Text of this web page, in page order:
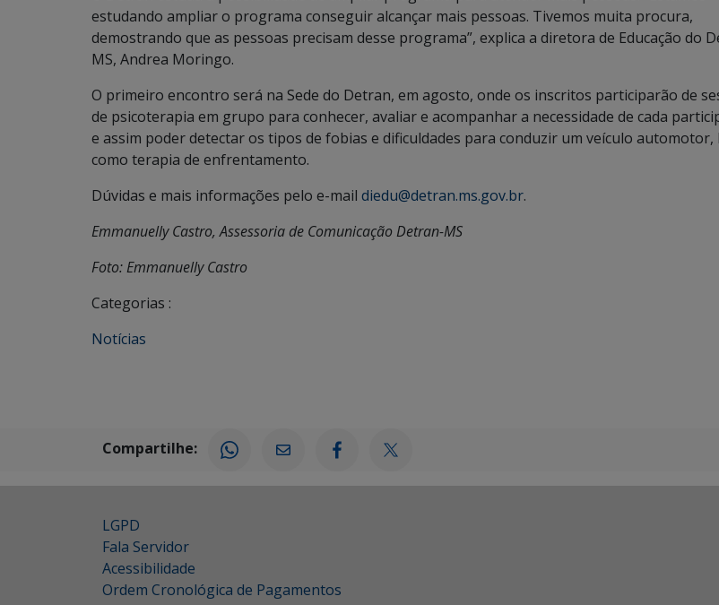
estudando ampliar o programa conseguir alcançar mais pessoas. Tivemos muita procura,
demostrando que as pessoas precisam desse programa”, explica a diretora de Educação do
MS, Andrea Moringo.
O primeiro encontro será na Sede do Detran, em agosto, onde os inscritos participarão de
de psicoterapia em grupo para conhecer, avaliar e acompanhar a necessidade de cada
e assim poder detectar os tipos de fobias e dificuldades para conduzir um veículo automotor,
como terapia de enfrentamento.
Dúvidas e mais informações pelo e-mail diedu@detran.ms.gov.br.
Emmanuelly Castro, Assessoria de Comunicação Detran-MS
Foto: Emmanuelly Castro
Categorias :
Notícias
Compartilhe:
LGPD
Fala Servidor
Acessibilidade
Ordem Cronológica de Pagamentos